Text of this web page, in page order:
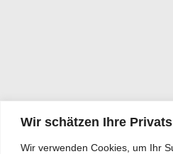
Wir schätzen Ihre
Wir verwenden Cookies, um Ihr